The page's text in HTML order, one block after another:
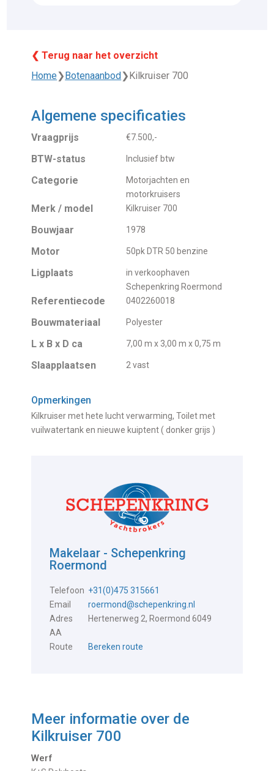
❮ Terug naar het overzicht
Home❯ Botenaanbod ❯ Kilkruiser 700
Algemene specificaties
Vraagprijs €7.500,-
BTW-status Inclusief btw
Categorie
Motorjachten en
motorkruisers
Merk / model Kilkruiser 700
Bouwjaar 1978
Motor 50pk DTR 50 benzine
Ligplaats
in verkoophaven
Schepenkring Roermond
Referentiecode 0402260018
Bouwmateriaal Polyester
L x B x D ca 7,00 m x 3,00 m x 0,75 m
Slaapplaatsen 2 vast
Opmerkingen
Kilkruiser met hete lucht verwarming, Toilet met
vuilwatertank en nieuwe kuiptent ( donker grijs )
Makelaar - Schepenkring
Roermond
Telefoon +31(0)475 315661
Email
roermond@schepenkring.nl
Adres
Hertenerweg 2, Roermond 6049
AA
Route
Bereken route
Meer informatie over de
Kilkruiser 700
Werf